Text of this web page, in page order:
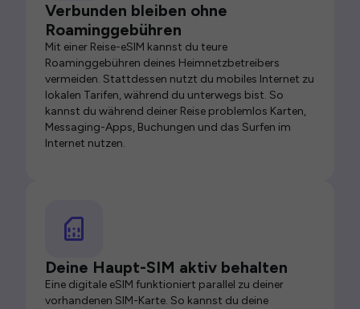
Verbunden bleiben ohne
Roaminggebühren
Mit einer Reise-eSIM kannst du teure
Roaminggebühren deines Heimnetzbetreibers
vermeiden. Stattdessen nutzt du mobiles Internet zu
lokalen Tarifen, während du unterwegs bist. So
kannst du während deiner Reise problemlos Karten,
Messaging-Apps, Buchungen und das Surfen im
Internet nutzen.
Deine Haupt-SIM aktiv behalten
Eine digitale eSIM funktioniert parallel zu deiner
vorhandenen SIM-Karte. So kannst du deine